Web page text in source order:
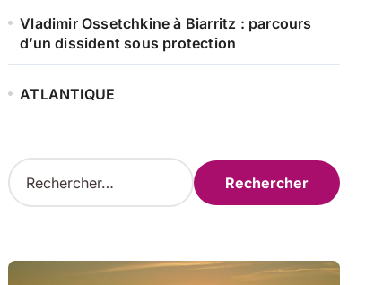
Vladimir Ossetchkine à Biarritz : parcours
d’un dissident sous protection
ATLANTIQUE
R
e
r